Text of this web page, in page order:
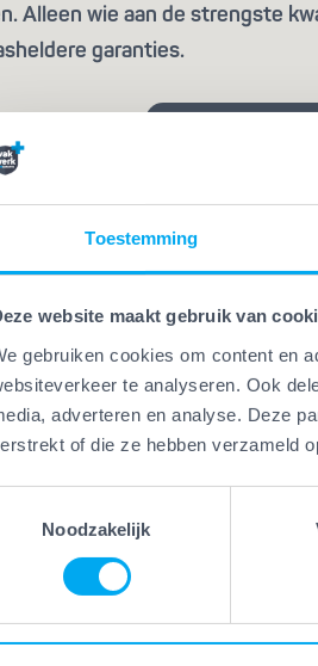
Toestemming
website maakt gebruik van
gebruiken cookies om content en
te analyseren. Ook
adverteren en analyse. Deze
of die ze hebben verzameld
Noodzakelijk
Alleen wie aan de strengste
garanties.
je extra
een
Vakwerk
Bij Vakwerk
mensen die
Opgeleid,
vele jaren